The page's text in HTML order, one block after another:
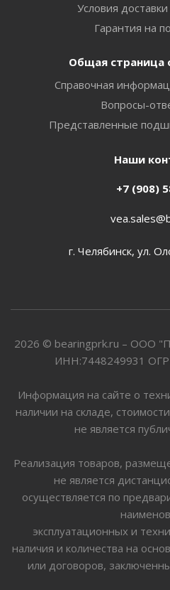
Условия
Гарантия на
Общая страница
Справочная
Вопросы-
Представленные
Наши
+7 (908)
г. Челябинск, ул.
2026 © bearingprk.ru – ООО
ИНН:7448249931
Информация на сайте о
наличии на складе,
не является
Реализация товаров,
не является
осуществляется по
эксплуатационных и
наличия и количества на
или договоров,